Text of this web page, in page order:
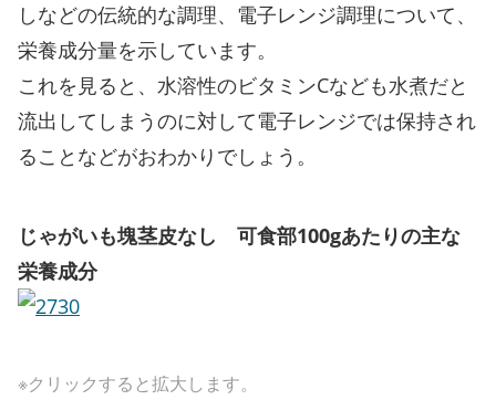
しなどの伝統的な調理、電子レンジ調理について、
栄養成分量を示しています。
これを見ると、水溶性のビタミンCなども水煮だと
流出してしまうのに対して電子レンジでは保持され
ることなどがおわかりでしょう。
じゃがいも塊茎皮なし 可食部100gあたりの主な
栄養成分
※クリックすると拡大します。